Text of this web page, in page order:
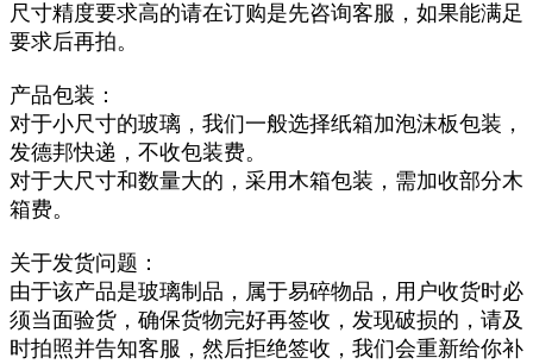
尺寸精度要求高的请在订购是先咨询客服，如果能满足
要求后再拍。
产品包装：
对于小尺寸的玻璃，我们一般选择纸箱加泡沫板包装，
发德邦快递，不收包装费。
对于大尺寸和数量大的，采用木箱包装，需加收部分木
箱费。
关于发货问题：
由于该产品是玻璃制品，属于易碎物品，用户收货时必
须当面验货，确保货物完好再签收，发现破损的，请及
时拍照并告知客服，然后拒绝签收，我们会重新给你补